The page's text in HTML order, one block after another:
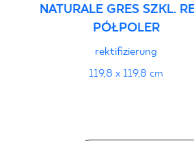
16/B/20-1 - Grupa BIa
Erklärungen zur Leistung
NATURALE GRES SZKL.
PÓŁPOLER
rektifizierung
119,8 x 119,8 cm